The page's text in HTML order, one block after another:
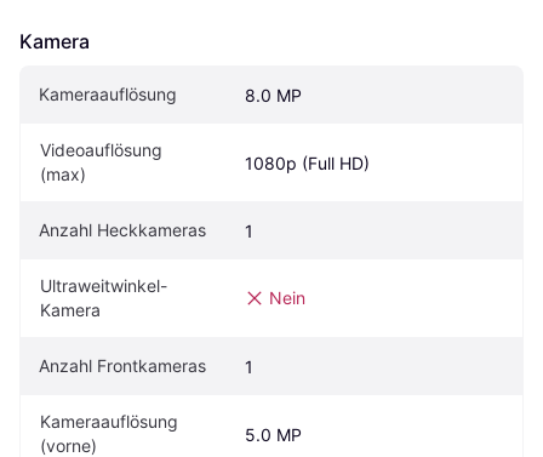
Kamera
Kameraauflösung 8.0 MP
Videoauflösung
(max)
1080p (Full HD)
Anzahl Heckkameras 1
Ultraweitwinkel-
Kamera
Nein
Anzahl Frontkameras 1
Kameraauflösung
(vorne)
5.0 MP